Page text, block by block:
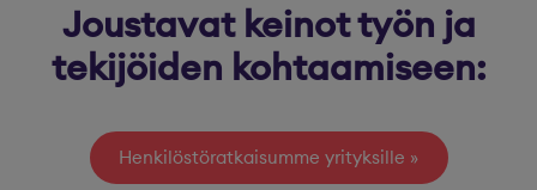
Joustavat keinot työn ja
tekijöiden kohtaamiseen:
Henkilöstöratkaisumme yrityksille